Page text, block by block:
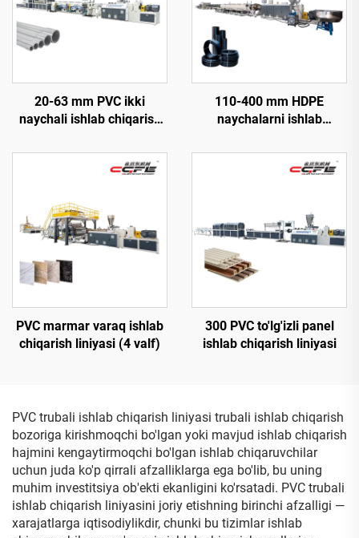
20-63 mm PVC ikki
naychali ishlab chiqarish
110-400 mm HDPE
naychalarni ishlab
PVC marmar varaq ishlab
chiqarish liniyasi (4 valf)
300 PVC to'lg'izli panel
ishlab chiqarish liniyasi
PVC trubali ishlab chiqarish liniyasi trubali ishlab chiqarish
bozoriga kirishmoqchi bo'lgan yoki mavjud ishlab chiqarish
hajmini kengaytirmoqchi bo'lgan ishlab chiqaruvchilar
uchun juda ko'p qirrali afzalliklarga ega bo'lib, bu uning
muhim investitsiya ob'ekti ekanligini ko'rsatadi. PVC trubali
ishlab chiqarish liniyasini joriy etishning birinchi afzalligi —
xarajatlarga iqtisodiylikdir, chunki bu tizimlar ishlab